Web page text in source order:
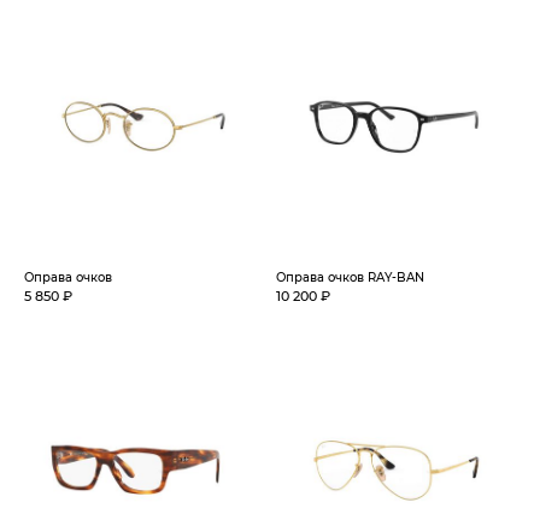
Оправа очков
5 850 ₽
Оправа очков RAY-BAN
10 200 ₽